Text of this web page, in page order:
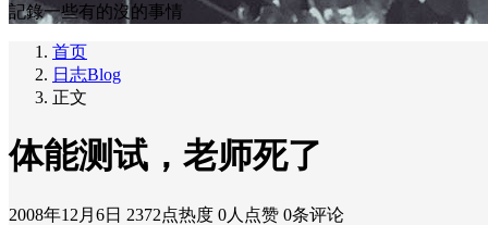
記錄一些有的沒的事情
首页
日志Blog
正文
体能测试，老师死了
2008年12月6日 2372点热度 0人点赞 0条评论